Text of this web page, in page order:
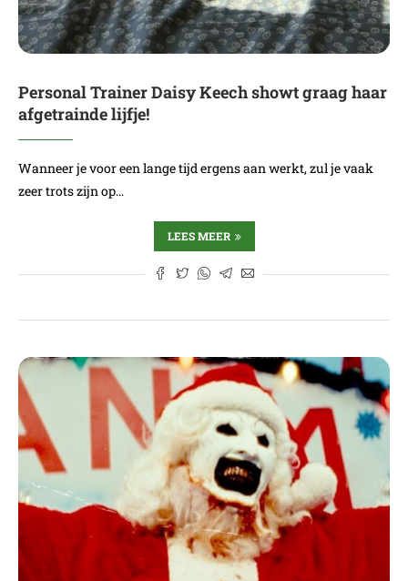
Personal Trainer Daisy Keech showt graag haar
afgetrainde lijfje!
Wanneer je voor een lange tijd ergens aan werkt, zul je vaak
zeer trots zijn op…
LEES MEER